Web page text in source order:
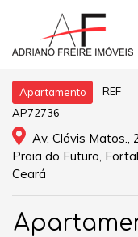
Apartamento
REF
AP72736
Av. Clóvis Matos.,
Praia do Futuro,
Ceará